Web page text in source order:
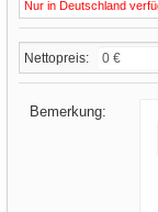
Nur in Deutschland
Nettopreis:
Bemerkung: